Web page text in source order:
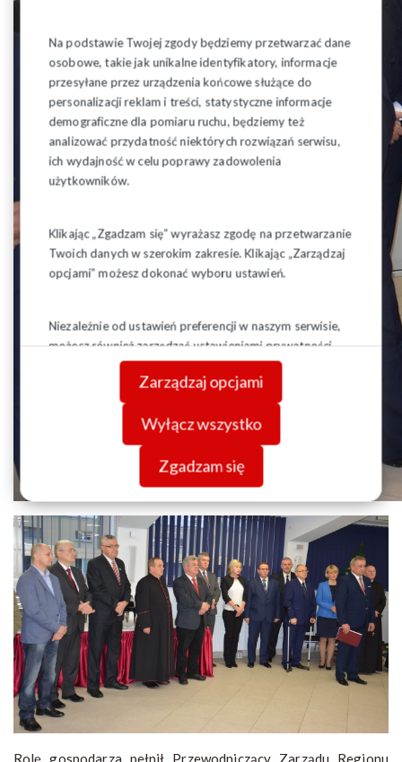
Na podstawie Twojej zgody będziemy przetwarzać dane
osobowe, takie jak unikalne identyfikatory, informacje
przesyłane przez urządzenia końcowe służące do
personalizacji reklam i treści, statystyczne informacje
demograficzne dla pomiaru ruchu, będziemy też
analizować przydatność niektórych rozwiązań serwisu,
ich wydajność w celu poprawy zadowolenia
użytkowników.
Klikając „Zgadzam się” wyrażasz zgodę na przetwarzanie
Twoich danych w szerokim zakresie. Klikając „Zarządzaj
opcjami” możesz dokonać wyboru ustawień.
Niezależnie od ustawień preferencji w naszym serwisie,
możesz również zarządzać ustawieniami prywatności
swojej przeglądarki. Więcej informacji o przetwarzaniu
danych znajdziesz wPolityce prywatności.
Zarządzaj opcjami
Wyłącz wszystko
Zgadzam się
Rolę gospodarza pełnił Przewodniczący Zarządu Regionu